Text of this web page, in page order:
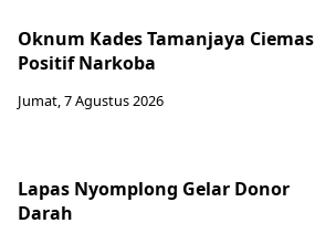
Oknum Kades Tamanjaya Ciemas
Positif Narkoba
Jumat, 7 Agustus 2026
Lapas Nyomplong Gelar Donor
Darah